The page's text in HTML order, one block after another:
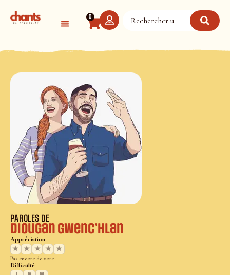
0
PAROLES DE
Diougan Gwenc’hlan
Appréciation
★
★ ★ ★ ★
Pas encore de vote
Difficulté